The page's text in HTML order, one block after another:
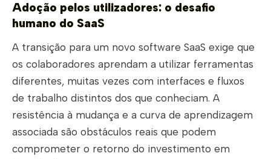
Adoção pelos utilizadores: o desafio
humano do SaaS
A transição para um novo software SaaS exige que
os colaboradores aprendam a utilizar ferramentas
diferentes, muitas vezes com interfaces e fluxos
de trabalho distintos dos que conheciam. A
resistência à mudança e a curva de aprendizagem
associada são obstáculos reais que podem
comprometer o retorno do investimento em